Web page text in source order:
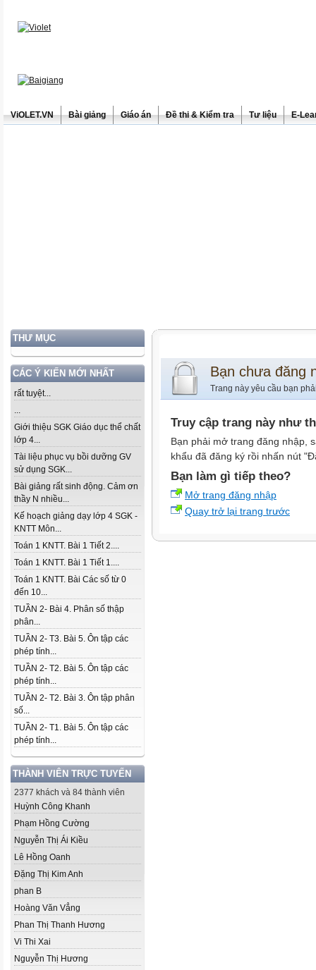
ViOLET.VN Bài giảng Giáo án Đề thi & Kiểm tra Tư liệu E-
THƯ MỤC
CÁC Ý KIẾN MỚI NHẤT
rất tuyệt...
...
Giới thiệu SGK Giáo dục thể chất
lớp 4...
Tài liệu phục vụ bồi dưỡng GV
sử dụng SGK...
Bài giảng rất sinh động. Cảm ơn
thầy N nhiều...
Kế hoạch giảng dạy lớp 4 SGK -
KNTT Môn...
Toán 1 KNTT. Bài 1 Tiết 2....
Toán 1 KNTT. Bài 1 Tiết 1....
Toán 1 KNTT. Bài Các số từ 0
đến 10...
TUẦN 2- Bài 4. Phân số thập
phân...
TUẦN 2- T3. Bài 5. Ôn tập các
phép tính...
TUẦN 2- T2. Bài 5. Ôn tập các
phép tính...
TUẦN 2- T2. Bài 3. Ôn tập phân
số...
TUẦN 2- T1. Bài 5. Ôn tập các
phép tính...
THÀNH VIÊN TRỰC TUYẾN
2377 khách và 84 thành viên
Huỳnh Công Khanh
Phạm Hồng Cường
Nguyễn Thị Ái Kiều
Lê Hồng Oanh
Đặng Thị Kim Anh
phan B
Hoàng Văn Vẳng
Phan Thị Thanh Hương
Vi Thi Xai
Nguyễn Thị Hương
Bạn chưa đăng
Trang này yêu cầu bạn
Truy cập trang này như
Bạn phải mở trang đăng nhập,
khẩu đã đăng ký rồi nhấn nút
Bạn làm gì tiếp theo?
Mở trang đăng nhập
Quay trở lại trang trước